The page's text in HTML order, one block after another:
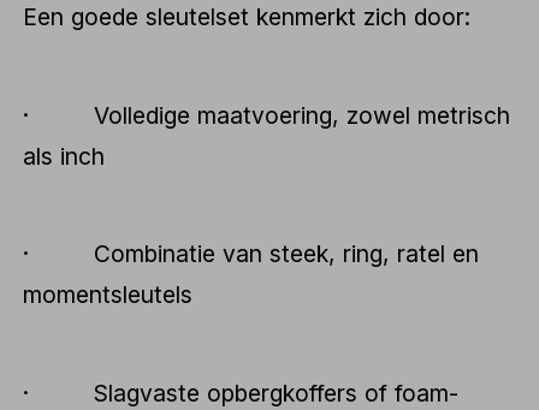
Een goede sleutelset kenmerkt zich door:
· Volledige maatvoering, zowel metrisch
als inch
· Combinatie van steek, ring, ratel en
momentsleutels
· Slagvaste opbergkoffers of foam-